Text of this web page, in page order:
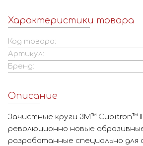
Характеристики товара
Код товара:
Артикул:
Бренд:
Описание
Зачистные круги 3M™ Cubitron™
революционно новые
разработанные специально